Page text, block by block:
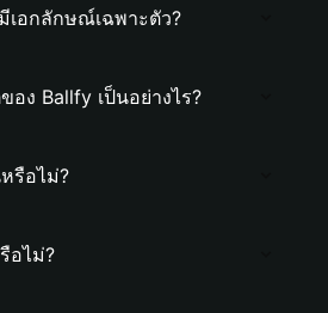
เอกลักษณ์เฉพาะตัว?
ง Ballfy เป็นอย่างไร?
รือไม่?
อไม่?